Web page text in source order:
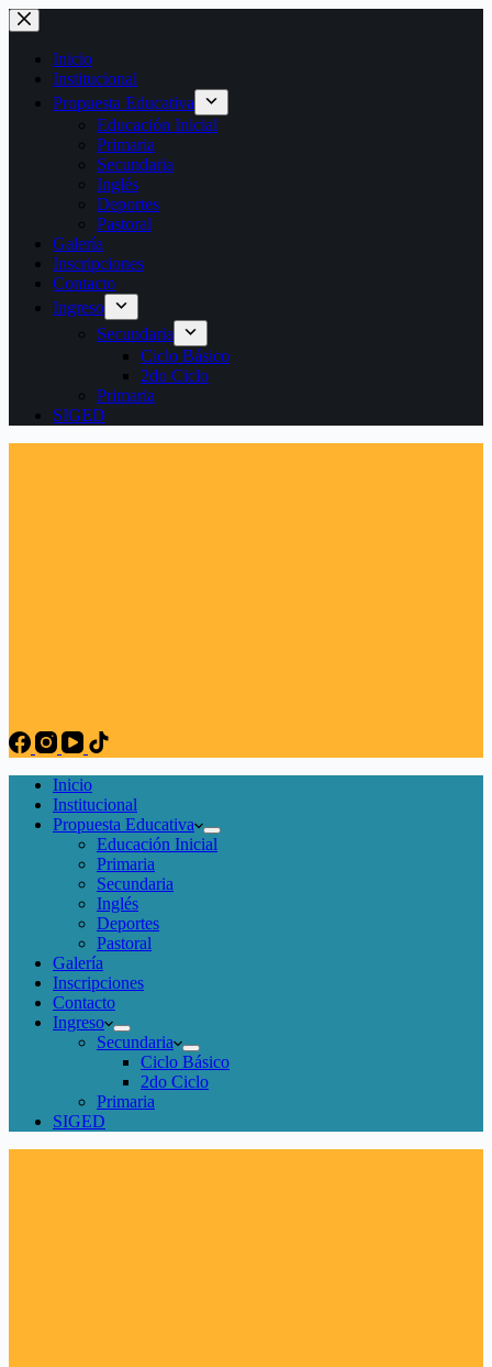
Saltar
al
contenido
Inicio
Institucional
Propuesta Educativa
Educación Inicial
Primaria
Secundaria
Inglés
Deportes
Pastoral
Galería
Inscripciones
Contacto
Ingreso
Secundaria
Ciclo Básico
2do Ciclo
Primaria
SIGED
Inicio
Institucional
Propuesta Educativa
Educación Inicial
Primaria
Secundaria
Inglés
Deportes
Pastoral
Galería
Inscripciones
Contacto
Ingreso
Secundaria
Ciclo Básico
2do Ciclo
Primaria
SIGED